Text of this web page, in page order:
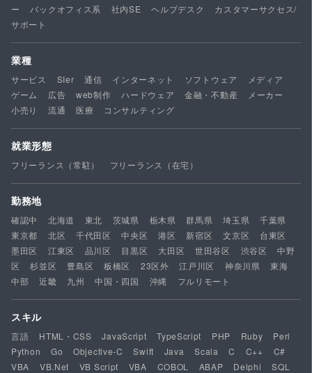
ー
バックオフィス系 社内SE ヘルプデスク
カスタマーサクセス/
サポート
業種
サービス SIer 通信 インターネット ソフトウェア
メディア
ゲーム
広告 web制作 ハードウェア 金融・不動産
メーカー
小売り
流通 医療 コンサルティング
就業形態
フリーランス（常駐） フリーランス（在宅）
勤務地
確認中 北海道 東北 茨城県 栃木県 群馬県 埼玉県
千葉県
東京都
北区 千代田区 中央区 港区 新宿区 文京区
台東区
墨田区
江東区 品川区 目黒区 大田区 世田谷区 渋谷区
中野
区
杉並区 豊島区 板橋区 23区外 江戸川区 神奈川県
東海
中部
近畿 九州 中国・四国 沖縄 フルリモート
スキル
言語 HTML・CSS JavaScript TypeScript PHP Ruby
Perl
Python
Go Objective-C Swift Java Scala C C++
C#
VBA
VB.Net VB Script VBA COBOL ABAP Delphi
SQL